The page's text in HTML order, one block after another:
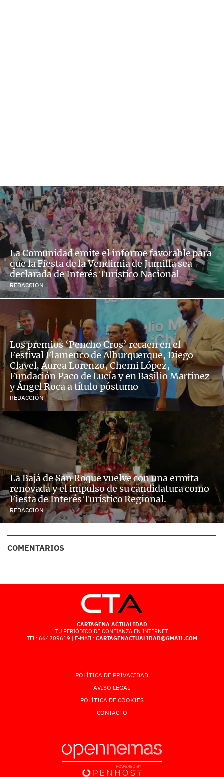
La Comunidad emite el informe favorable para
que la Fiesta de la Vendimia de Jumilla sea
declarada de Interés Turístico Nacional
REDACCIÓN
Los premios ‘Pencho Cros’ recaen en el
Festival Flamenco de Alburquerque, Diego
Clavel, Aurea Lorenzo, Chemi López,
Fundación Paco de Lucía y en Basilio Martínez
y Ángel Roca a título póstumo
REDACCIÓN
La Bajá de San Roque vuelve con una ermita
renovada y el impulso de su candidatura como
Fiesta de Interés Turístico Regional.
REDACCIÓN
COMENTARIOS
CARTAGENA ACTUALIDAD
TU PERIÓDICO DE CONFIANZA EN INTERNET.
TEL: 664209619 | E-MAIL: CARTAGENACTUALIDAD@GMAIL.COM
POLÍTICA DE PRIVACIDAD
AVISO LEGAL
POLÍTICA DE COOKIES
CONTACTO